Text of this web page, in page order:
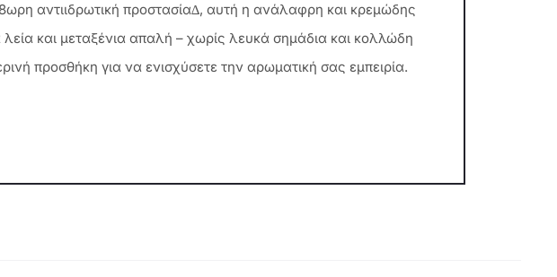
αντιιδρωτική προστασία∆, αυτή η ανάλαφρη και κρεμώδης
και μεταξένια απαλή – χωρίς λευκά σημάδια και κολλώδη
προσθήκη για να ενισχύσετε την αρωματική σας εμπειρία.